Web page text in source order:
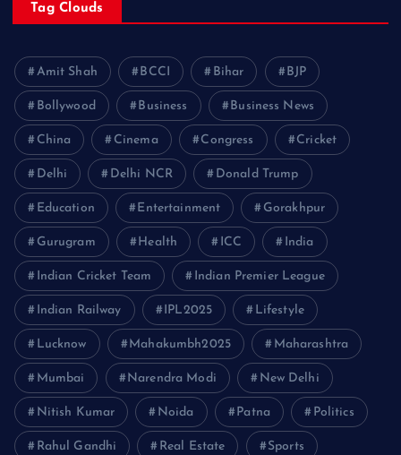
Tag Clouds
Amit Shah BCCI Bihar BJP
Bollywood Business Business News
China Cinema Congress Cricket
Delhi Delhi NCR Donald Trump
Education Entertainment Gorakhpur
Gurugram Health ICC India
Indian Cricket Team Indian Premier League
Indian Railway IPL2025 Lifestyle
Lucknow Mahakumbh2025 Maharashtra
Mumbai Narendra Modi New Delhi
Nitish Kumar Noida Patna Politics
Rahul Gandhi Real Estate Sports